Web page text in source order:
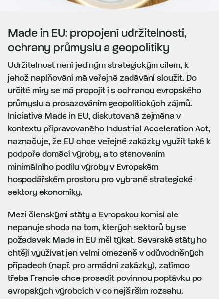
Made in EU: propojení udržitelnosti,
ochrany průmyslu a geopolitiky
Udržitelnost není jediným strategickým cílem, k
jehož naplňování má veřejné zadávání sloužit. Do
určité míry se má propojit i s ochranou evropského
průmyslu a prosazováním geopolitických zájmů.
Iniciativa Made in EU, diskutovaná zejména v
kontextu připravovaného Industrial Acceleration Act,
naznačuje, že EU chce veřejné zakázky využít také k
podpoře domácí výroby, a to stanovením
minimálního podílu výroby v Evropském
hospodářském prostoru pro vybrané strategické
sektory ekonomiky.
Mezi členskými státy a Evropskou komisí ale
nepanuje shoda na tom, kterých sektorů by se
požadavek Made in EU měl týkat. Severské státy ho
chtějí využívat jen velmi omezeně v odůvodněných
případech (např. pro armádní zakázky), zatímco
třeba Francie chce prosadit povinnou poptávku po
evropských výrobcích v co nejširším rozsahu.